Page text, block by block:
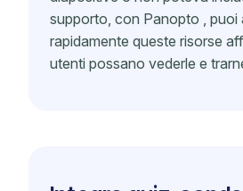
supporto, con Panopto , puoi
rapidamente queste risorse
utenti possano vederle e